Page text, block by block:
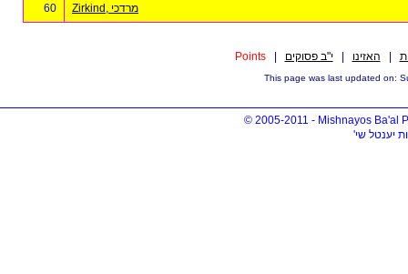
60 Zirkind, מרדכי
Points| האזינו |י"ב פסוקים
© 2005-2011 - Mishnayos Ba'al
יענטל שי'